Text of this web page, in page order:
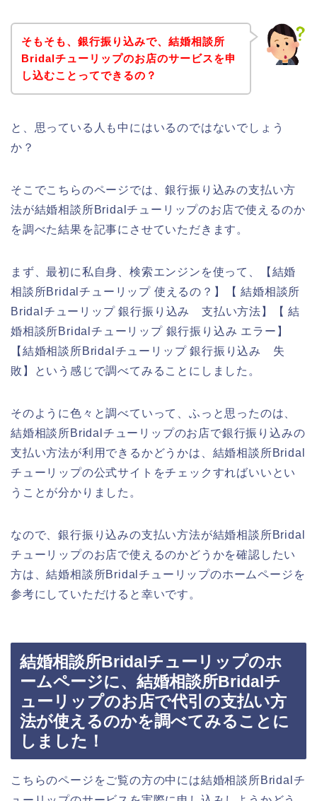
そもそも、銀行振り込みで、結婚相談所
Bridalチューリップのお店のサービスを申
し込むことってできるの？
と、思っている人も中にはいるのではないでしょう
か？
そこでこちらのページでは、銀行振り込みの支払い方
法が結婚相談所Bridalチューリップのお店で使えるのか
を調べた結果を記事にさせていただきます。
まず、最初に私自身、検索エンジンを使って、【結婚
相談所Bridalチューリップ 使えるの？】【 結婚相談所
Bridalチューリップ 銀行振り込み 支払い方法】【 結
婚相談所Bridalチューリップ 銀行振り込み エラー】
【結婚相談所Bridalチューリップ 銀行振り込み 失
敗】という感じで調べてみることにしました。
そのように色々と調べていって、ふっと思ったのは、
結婚相談所Bridalチューリップのお店で銀行振り込みの
支払い方法が利用できるかどうかは、結婚相談所Bridal
チューリップの公式サイトをチェックすればいいとい
うことが分かりました。
なので、銀行振り込みの支払い方法が結婚相談所Bridal
チューリップのお店で使えるのかどうかを確認したい
方は、結婚相談所Bridalチューリップのホームページを
参考にしていただけると幸いです。
結婚相談所Bridalチューリップのホ
ームページに、結婚相談所Bridalチ
ューリップのお店で代引の支払い方
法が使えるのかを調べてみることに
しました！
こちらのページをご覧の方の中には結婚相談所Bridalチ